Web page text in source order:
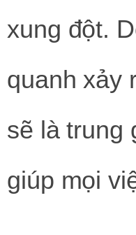
xung đột.
quanh xảy
sẽ là trung
giúp mọi